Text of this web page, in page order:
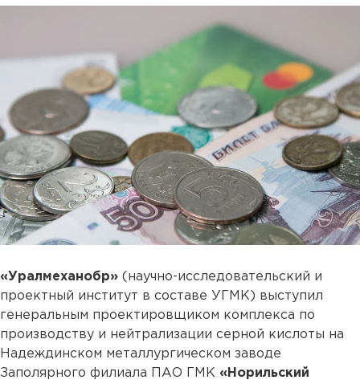
«Уралмеханобр» (научно-исследовательский и
проектный институт в составе УГМК) выступил
генеральным проектировщиком комплекса по
производству и нейтрализации серной кислоты на
Надеждинском металлургическом заводе
Заполярного филиала ПАО ГМК «Норильский